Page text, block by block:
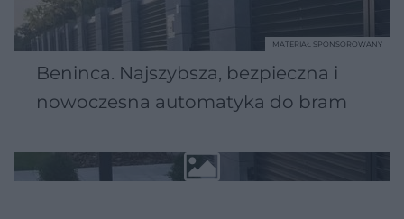
Beninca. Najszybsza, bezpieczna i
nowoczesna automatyka do bram
MATERIAŁ SPONSOROWANY